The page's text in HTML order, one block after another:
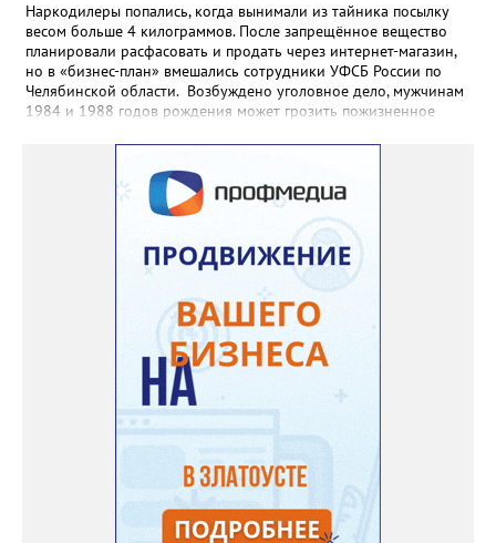
Наркодилеры попались, когда вынимали из тайника посылку
весом больше 4 килограммов. После запрещённое вещество
планировали расфасовать и продать через интернет-магазин,
но в «бизнес-план» вмешались сотрудники УФСБ России по
Челябинской области. Возбуждено уголовное дело, мужчинам
1984 и 1988 годов рождения может грозить пожизненное
наркотиков региональное УФСБ ведёт по всем фронтам. Так,
сотрудники управления ликвидировали две подпольных
химических лаборатории по производству и расфасовке
наркотических средств. В общей сложности оперативники
изъяли из незаконного оборота более 65 килограммов
«синтетики» и свыше 600 килограммов прекурсоров,
предназначенных для дальнейшего производства наркотиков
и психотропных веществ, а также химические реактивы и
лабораторное оборудование.